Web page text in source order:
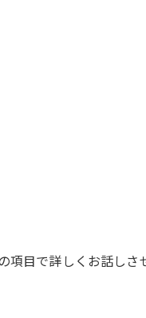
目で詳しくお話しさ